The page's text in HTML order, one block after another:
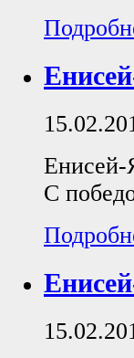
Енисей-
С